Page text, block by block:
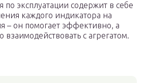
по эксплуатации содержит в себе
каждого индикатора на
– он помогает эффективно, а
взаимодействовать с агрегатом.